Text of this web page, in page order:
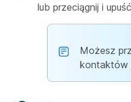
lub przeciągnij i
Możesz
kontaktów